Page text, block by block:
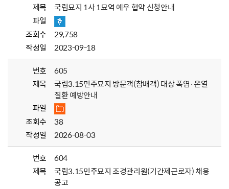
제목
국립묘지 1사 1묘역 예우 협약 신청안내
파일
조회수
29,758
작성일
2023-09-18
번호
605
제목
국립3.15민주묘지 방문객(참배객) 대상 폭염·온열
질환 예방안내
파일
조회수
38
작성일
2026-08-03
번호
604
제목
국립3.15민주묘지 조경관리원(기간제근로자) 채용
공고